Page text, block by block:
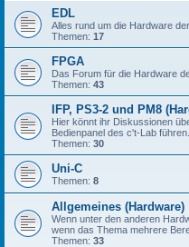
EDL
Alles rund um die Hardware
Themen: 17
FPGA
Das Forum für die Hardware
Themen: 43
IFP, PS3-2 und PM8
Hier könnt ihr Diskussionen
Bedienpanel des c't-Lab führen.
Themen: 30
Uni-C
Themen: 8
Allgemeines (Hardware)
Wenn unter den anderen
wenn das Thema mehrere
Themen: 33